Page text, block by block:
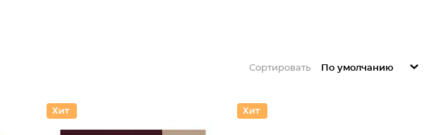
Сортировать По умолчанию